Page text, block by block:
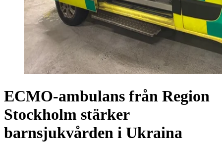
ECMO-ambulans från Region
Stockholm stärker
barnsjukvården i Ukraina